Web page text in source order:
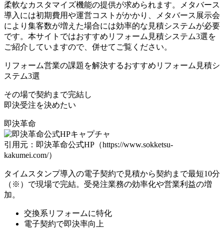
柔軟なカスタマイズ機能の提供が求められます。メタバース
導入には初期費用や運営コストがかかり、メタバース展示会
により集客数が増えた場合には効率的な見積システムが必要
です。本サイトではおすすめリフォーム見積システム3選を
ご紹介していますので、併せてご覧ください。
リフォーム営業の課題を解決するおすすめリフォーム見積シ
ステム3選
その場で契約まで完結し
即決受注を決めたい
即決革命
引用元：即決革命公式HP（https://www.sokketsu-
kakumei.com/）
タイムスタンプ導入の電子契約で見積から契約まで最短10分
（※）で現場で完結。受発注業務の効率化や営業利益の増
加。
交換系リフォームに特化
電子契約で即決率向上